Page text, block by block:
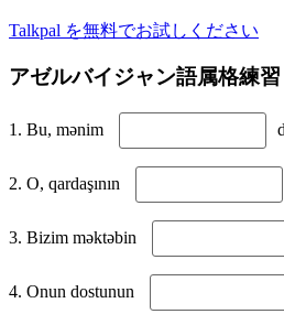
Talkpal を無料でお試しください
アゼルバイジャン語属格練習
1. Bu, mənim
2. O, qardaşının
3. Bizim məktəbin
4. Onun dostunun